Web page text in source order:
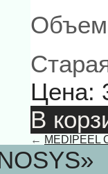
Цена:
В
← MEDIPEEL